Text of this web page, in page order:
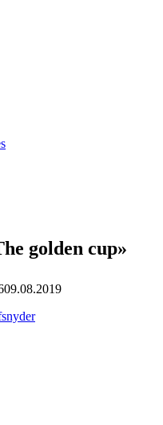
golden cup»
09.08.2019